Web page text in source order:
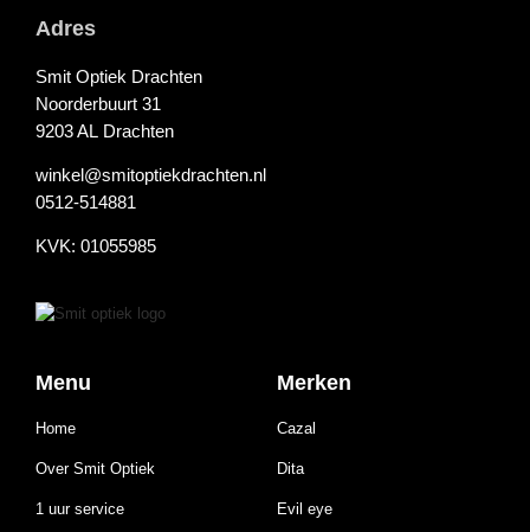
Adres
Smit Optiek Drachten
Noorderbuurt 31
9203 AL Drachten
winkel@smitoptiekdrachten.nl
0512-514881
KVK: 01055985
Menu
Home
Over Smit Optiek
1 uur service
Merken
Cazal
Dita
Evil eye